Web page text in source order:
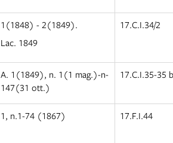
1(1848) - 2(1849).
Lac. 1849
17.C.I.34/2
A. 1(1849), n. 1(1 mag.)-n-
147(31 ott.)
17.C.I.35-35
1, n.1-74 (1867) 17.F.I.44